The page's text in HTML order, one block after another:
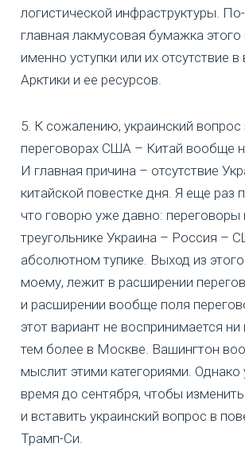
логистической инфраструктуры.
главная лакмусовая бумажка этого
именно уступки или их отсутствие
Арктики и ее ресурсов.
5. К сожалению, украинский вопрос
переговорах США – Китай вообще
И главная причина – отсутствие
китайской повестке дня. Я еще раз
что говорю уже давно: переговоры
треугольнике Украина – Россия –
абсолютном тупике. Выход из этого
моему, лежит в расширении
и расширении вообще поля
этот вариант не воспринимается ни
тем более в Москве. Вашингтон
мыслит этими категориями. Однако
время до сентября, чтобы
и вставить украинский вопрос в
Трамп-Си.